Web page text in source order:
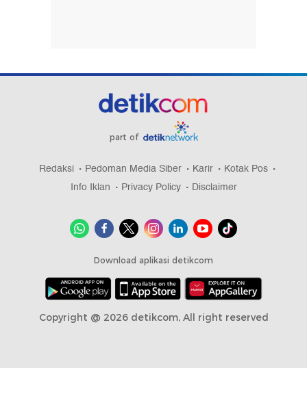
part of
Redaksi Pedoman Media Siber Karir
Kotak Pos
Info Iklan
Privacy Policy Disclaimer
Download aplikasi detikcom
Copyright @ 2026 detikcom, All right reserved